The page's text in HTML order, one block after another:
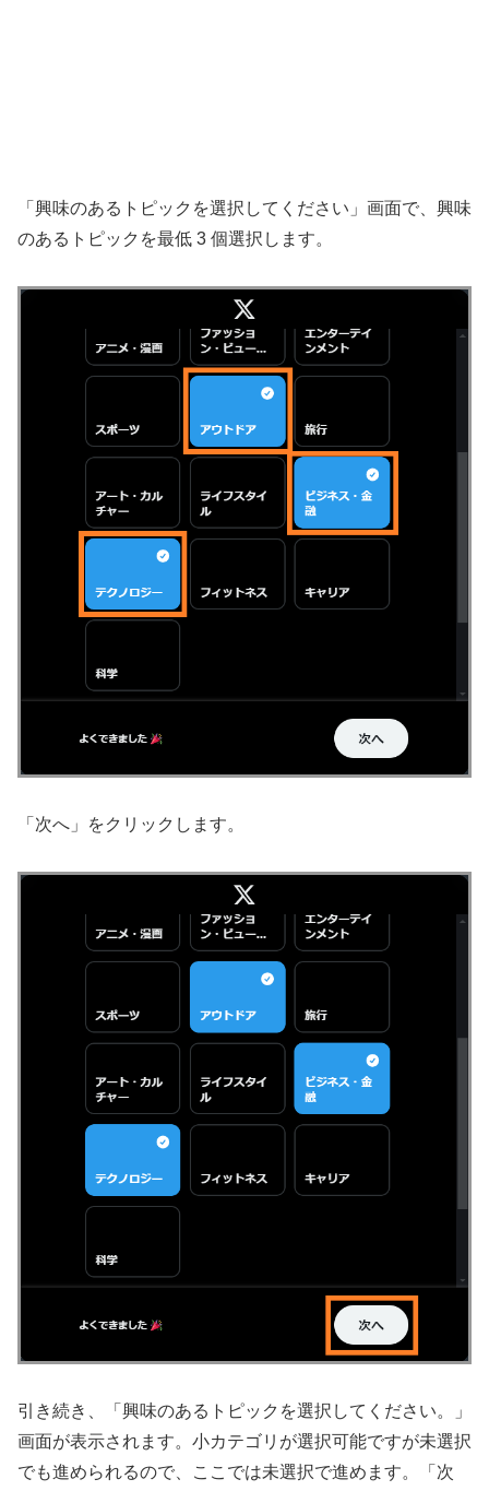
「興味のあるトピックを選択してください」画面で、興味
のあるトピックを最低 3 個選択します。
「次へ」をクリックします。
引き続き、「興味のあるトピックを選択してください。」
画面が表示されます。小カテゴリが選択可能ですが未選択
でも進められるので、ここでは未選択で進めます。「次